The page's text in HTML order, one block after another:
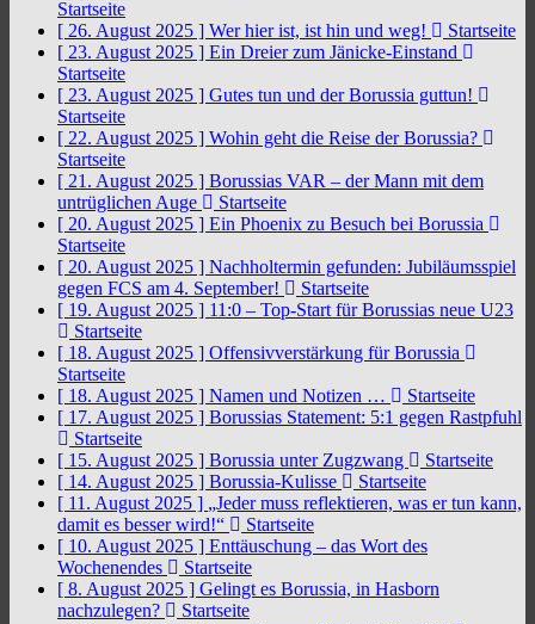
Startseite
[ 26. August 2025 ] Wer hier ist, ist hin und weg!
Startseite
[ 23. August 2025 ] Ein Dreier zum Jänicke-Einstand
Startseite
[ 23. August 2025 ] Gutes tun und der Borussia guttun!
Startseite
[ 22. August 2025 ] Wohin geht die Reise der Borussia?
Startseite
[ 21. August 2025 ] Borussias VAR – der Mann mit dem
untrüglichen Auge
Startseite
[ 20. August 2025 ] Ein Phoenix zu Besuch bei Borussia
Startseite
[ 20. August 2025 ] Nachholtermin gefunden: Jubiläumsspiel
gegen FCS am 4. September!
Startseite
[ 19. August 2025 ] 11:0 – Top-Start für Borussias neue U23
Startseite
[ 18. August 2025 ] Offensivverstärkung für Borussia
Startseite
[ 18. August 2025 ] Namen und Notizen …
Startseite
[ 17. August 2025 ] Borussias Statement: 5:1 gegen Rastpfuhl
Startseite
[ 15. August 2025 ] Borussia unter Zugzwang
Startseite
[ 14. August 2025 ] Borussia-Kulisse
Startseite
[ 11. August 2025 ] „Jeder muss reflektieren, was er tun kann,
damit es besser wird!“
Startseite
[ 10. August 2025 ] Enttäuschung – das Wort des
Wochenendes
Startseite
[ 8. August 2025 ] Gelingt es Borussia, in Hasborn
nachzulegen?
Startseite